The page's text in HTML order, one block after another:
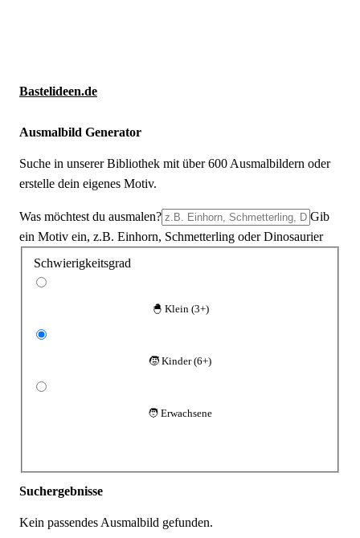
Bastelideen.de
Ausmalbild Generator
Suche in unserer Bibliothek mit über 600 Ausmalbildern oder
erstelle dein eigenes Motiv.
Was möchtest du ausmalen?
Gib
ein Motiv ein, z.B. Einhorn, Schmetterling oder Dinosaurier
Schwierigkeitsgrad
🐣 Klein (3+)
🧒 Kinder (6+)
🧑 Erwachsene
Suchergebnisse
Kein passendes Ausmalbild gefunden.